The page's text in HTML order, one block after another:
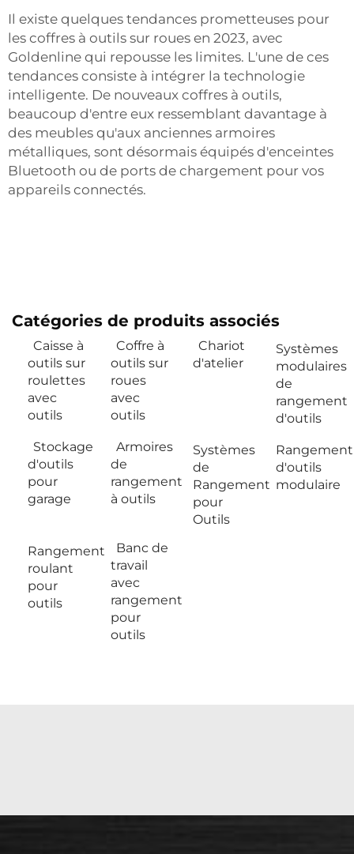
Il existe quelques tendances prometteuses pour
les coffres à outils sur roues en 2023, avec
Goldenline qui repousse les limites. L'une de ces
tendances consiste à intégrer la technologie
intelligente. De nouveaux coffres à outils,
beaucoup d'entre eux ressemblant davantage à
des meubles qu'aux anciennes armoires
métalliques, sont désormais équipés d'enceintes
Bluetooth ou de ports de chargement pour vos
appareils connectés.
Catégories de produits associés
Caisse à
outils sur
roulettes
avec
outils
Coffre à
outils sur
roues
avec
outils
Chariot
d'atelier
Systèmes
modulaires
de
rangement
d'outils
Stockage
d'outils
pour
garage
Armoires
de
rangement
à outils
Systèmes
de
Rangement
pour
Outils
Rangement
d'outils
modulaire
Rangement
roulant
pour
outils
Banc de
travail
avec
rangement
pour
outils